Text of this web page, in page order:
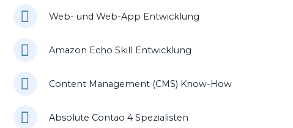
Web- und Web-App Entwicklung
Amazon Echo Skill Entwicklung
Content Management (CMS) Know-How
Absolute Contao 4 Spezialisten